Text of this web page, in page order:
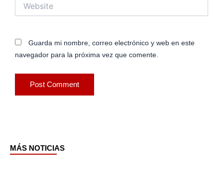
Guarda mi nombre, correo electrónico y web en este
navegador para la próxima vez que comente.
MÁS NOTICIAS